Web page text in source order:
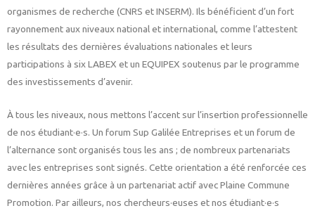
organismes de recherche (CNRS et INSERM). Ils bénéficient d’un fort
rayonnement aux niveaux national et international, comme l’attestent
les résultats des dernières évaluations nationales et leurs
participations à six LABEX et un EQUIPEX soutenus par le programme
des investissements d’avenir.
À tous les niveaux, nous mettons l’accent sur l’insertion professionnelle
de nos étudiant·e·s. Un forum Sup Galilée Entreprises et un forum de
l’alternance sont organisés tous les ans ; de nombreux partenariats
avec les entreprises sont signés. Cette orientation a été renforcée ces
dernières années grâce à un partenariat actif avec Plaine Commune
Promotion. Par ailleurs, nos chercheurs·euses et nos étudiant·e·s